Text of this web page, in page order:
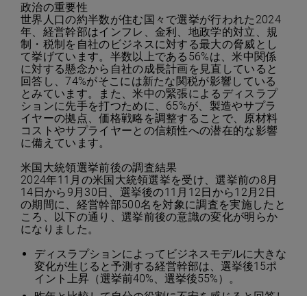
政治の重要性
世界人口の約半数が住む国々で選挙が行われた2024
年、経営幹部はインフレ、金利、地政学的対立、規
制・税制を自社のビジネスに対する最大の脅威とし
て挙げています。半数以上である56%は、米中関係
に対する懸念から自社の成長計画を見直していると
回答し、74%がそこには新たな関税が影響している
とみています。また、米中の緊張によるディスラプ
ションに先手を打つために、65%が、製造やサプラ
イヤーの拠点、価格戦略を調整することで、原材料
コストやサプライヤーとの信頼性への潜在的な影響
に備えています。
米国大統領選挙前後の調査結果
2024年11月の米国大統領選挙を受け、選挙前の8月
14日から9月30日、選挙後の11月12日から12月2日
の期間に、経営幹部500名を対象に調査を実施したと
ころ、以下の通り、選挙前後の意識の変化が明らか
になりました。
ディスラプションによってビジネスモデルに大きな
変化が生じると予測する経営幹部は、選挙後15ポ
イント上昇（選挙前40%、選挙後55%）。